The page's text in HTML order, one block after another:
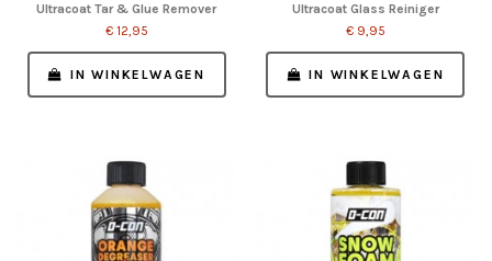
Ultracoat Tar & Glue Remover
€ 12,95
IN WINKELWAGEN
Ultracoat Glass Reiniger
€ 9,95
IN WINKELWAGEN